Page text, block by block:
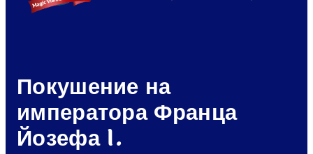
Покушение на
императора Франца
Йозефа I.